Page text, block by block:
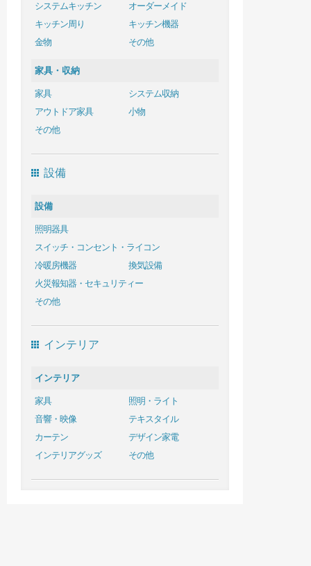
システムキッチン
オーダーメイド
キッチン周り
キッチン機器
金物
その他
家具・収納
家具
システム収納
アウトドア家具
小物
その他
設備
設備
照明器具
スイッチ・コンセント・ライコン
冷暖房機器
換気設備
火災報知器・セキュリティー
その他
インテリア
インテリア
家具
照明・ライト
音響・映像
テキスタイル
カーテン
デザイン家電
インテリアグッズ
その他